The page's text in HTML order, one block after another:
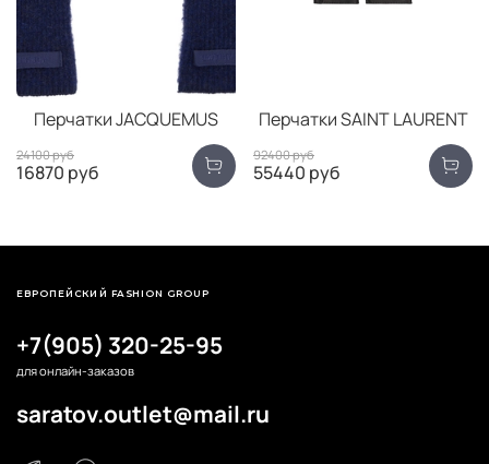
Перчатки JACQUEMUS
24100 руб
16870 руб
Перчатки SAINT LAURENT
92400 руб
55440 руб
+7(905) 320-25-95
для онлайн-заказов
saratov.outlet@mail.ru
ЕВРОПЕЙСКИЙ FASHION GROUP